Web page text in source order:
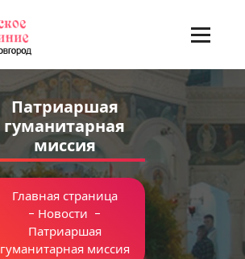
Патриаршая
гуманитарная
миссия
Главная страница
- Новости -
Патриаршая
гуманитарная миссия